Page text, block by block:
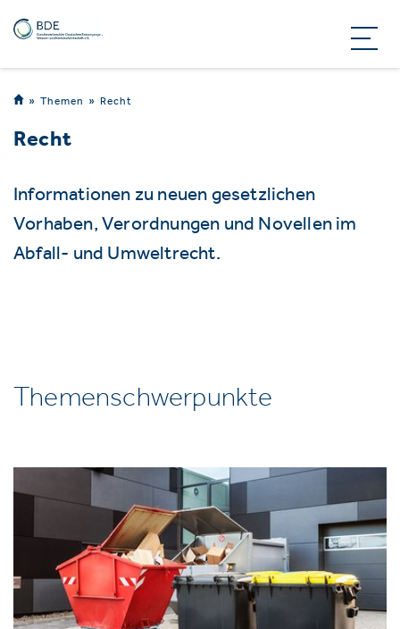
Themen Recht
Recht
Informationen zu neuen gesetzlichen
Vorhaben, Verordnungen und Novellen im
Abfall- und Umweltrecht.
Themenschwerpunkte